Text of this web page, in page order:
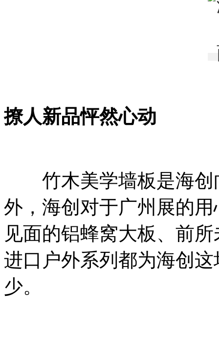
撩人新品怦然心动
竹木美学墙板是海创
外，海创对于广州展的
见面的铝蜂窝大板、前
进口户外系列都为海创
少。